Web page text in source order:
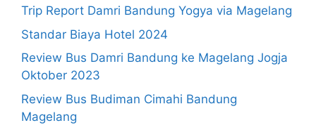
Trip Report Damri Bandung Yogya via Magelang
Standar Biaya Hotel 2024
Review Bus Damri Bandung ke Magelang Jogja
Oktober 2023
Review Bus Budiman Cimahi Bandung
Magelang